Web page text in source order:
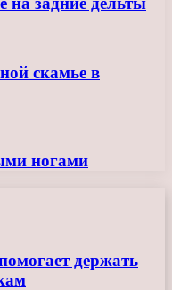
скамье в
ногами
держать